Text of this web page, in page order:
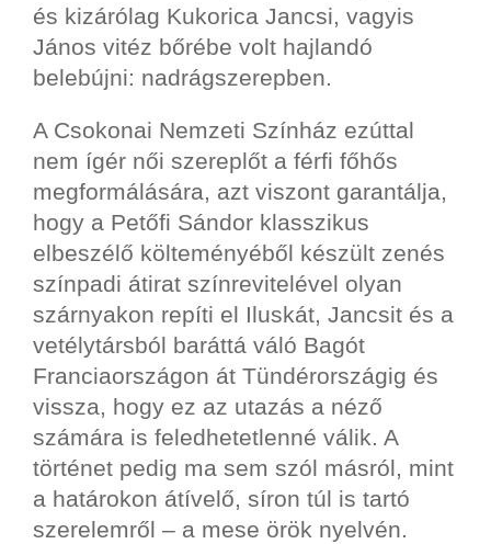
és kizárólag Kukorica Jancsi, vagyis
János vitéz bőrébe volt hajlandó
belebújni: nadrágszerepben.
A Csokonai Nemzeti Színház ezúttal
nem ígér női szereplőt a férfi főhős
megformálására, azt viszont garantálja,
hogy a Petőfi Sándor klasszikus
elbeszélő költeményéből készült zenés
színpadi átirat színrevitelével olyan
szárnyakon repíti el Iluskát, Jancsit és a
vetélytársból baráttá váló Bagót
Franciaországon át Tündérországig és
vissza, hogy ez az utazás a néző
számára is feledhetetlenné válik. A
történet pedig ma sem szól másról, mint
a határokon átívelő, síron túl is tartó
szerelemről – a mese örök nyelvén.